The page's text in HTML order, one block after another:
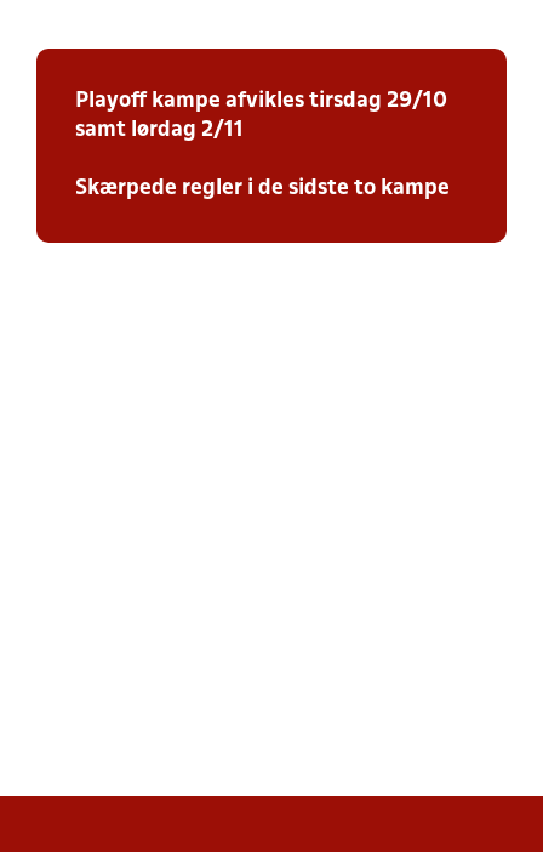
Playoff kampe afvikles tirsdag 29/10
samt lørdag 2/11
Skærpede regler i de sidste to kampe